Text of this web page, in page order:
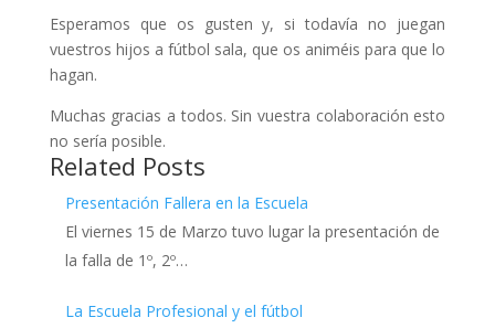
Esperamos que os gusten y, si todavía no juegan
vuestros hijos a fútbol sala, que os animéis para que lo
hagan.
Muchas gracias a todos. Sin vuestra colaboración esto
no sería posible.
Related Posts
Presentación Fallera en la Escuela
El viernes 15 de Marzo tuvo lugar la presentación de
la falla de 1º, 2º…
La Escuela Profesional y el fútbol